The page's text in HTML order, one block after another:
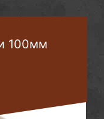
100мм